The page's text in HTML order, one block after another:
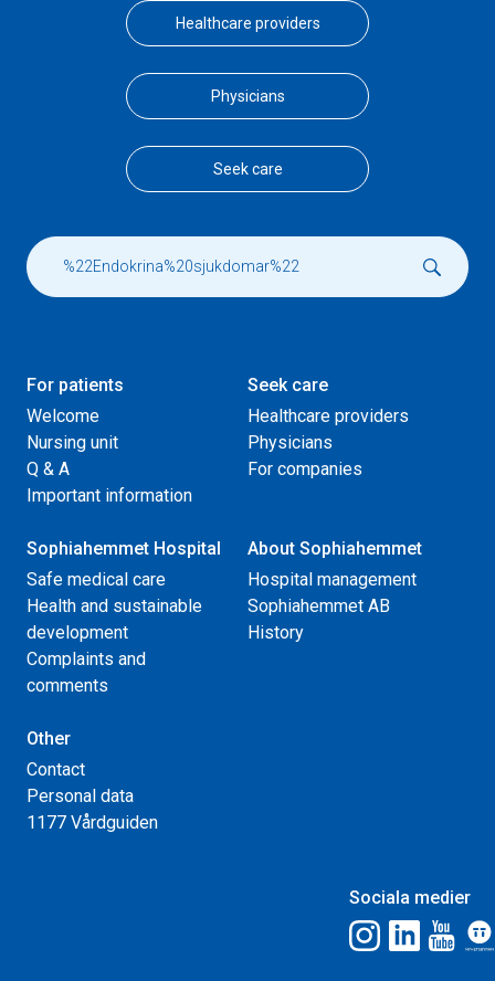
Healthcare providers
Physicians
Seek care
For patients
Welcome
Nursing unit
Q & A
Important information
Seek care
Healthcare providers
Physicians
For companies
Sophiahemmet Hospital
Safe medical care
Health and sustainable
development
Complaints and
comments
About Sophiahemmet
Hospital management
Sophiahemmet AB
History
Other
Contact
Personal data
1177 Vårdguiden
Sociala medier